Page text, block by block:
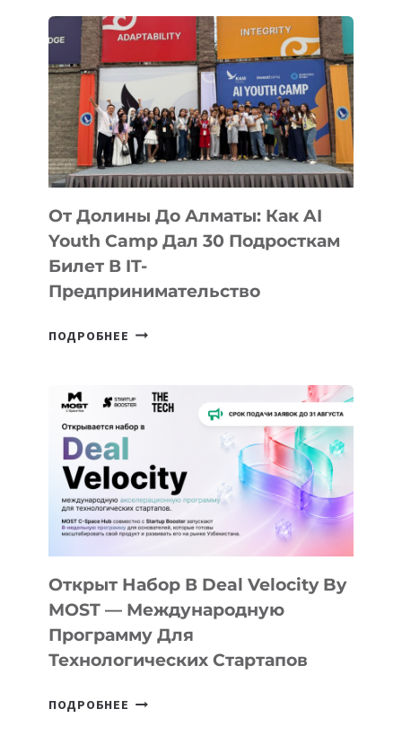
От Долины До Алматы: Как AI
Youth Camp Дал 30 Подросткам
Билет В IT-
Предпринимательство
ПОДРОБНЕЕ ОТ
АЛМАТЫ:
КАК
AI
YOUTH
CAMP
ДАЛ
30
ПОДРОСТКАМ
БИЛЕТ
В
ПРЕДПРИНИМАТЕЛЬСТВО
Открыт Набор В Deal Velocity By
MOST — Международную
Программу Для
Технологических Стартапов
ПОДРОБНЕЕ ОТКРЫТ